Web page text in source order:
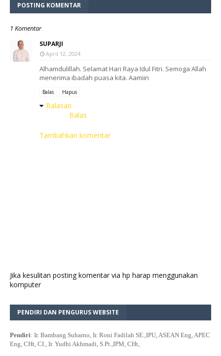
POSTING KOMENTAR
1 Komentar
SUPARJI
April 12, 2024
Alhamdulillah. Selamat Hari Raya Idul Fitri. Semoga Allah
menerima ibadah puasa kita. Aamiin
Balas Hapus
Balasan
Balas
Tambahkan komentar
Jika kesulitan posting komentar via hp harap menggunakan
komputer
PENDIRI DAN PENGURUS WEBSITE
Pendiri: Ir. Bambang Suharno, Ir. Roni Fadilah SE.,IPU, ASEAN Eng, APEC
Eng, CHt, CI., Ir. Yudhi Akhmadi, S.Pt.,IPM, CHt,